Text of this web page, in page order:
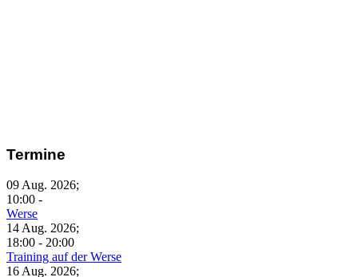
Termine
09 Aug. 2026;
10:00 -
Werse
14 Aug. 2026;
18:00 - 20:00
Training auf der Werse
16 Aug. 2026;